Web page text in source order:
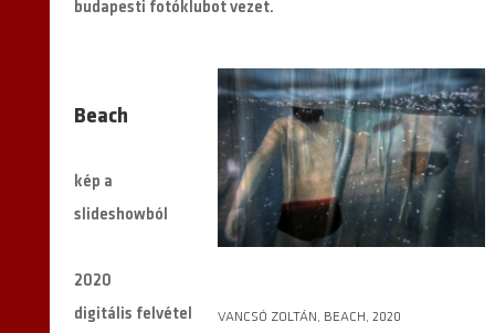
budapesti fotóklubot vezet.
Beach
kép a
slideshowból
2020
digitális felvétel
VANCSÓ ZOLTÁN, BEACH, 2020